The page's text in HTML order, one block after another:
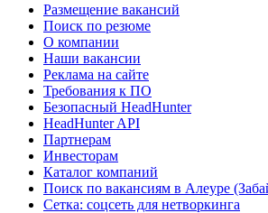
Размещение вакансий
Поиск по резюме
О компании
Наши вакансии
Реклама на сайте
Требования к ПО
Безопасный HeadHunter
HeadHunter API
Партнерам
Инвесторам
Каталог компаний
Поиск по вакансиям в Алеуре
Сетка: соцсеть для нетворкинга